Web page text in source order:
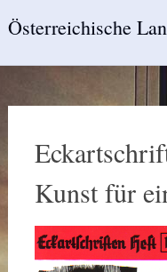
toÖsterreichische
Kunst für